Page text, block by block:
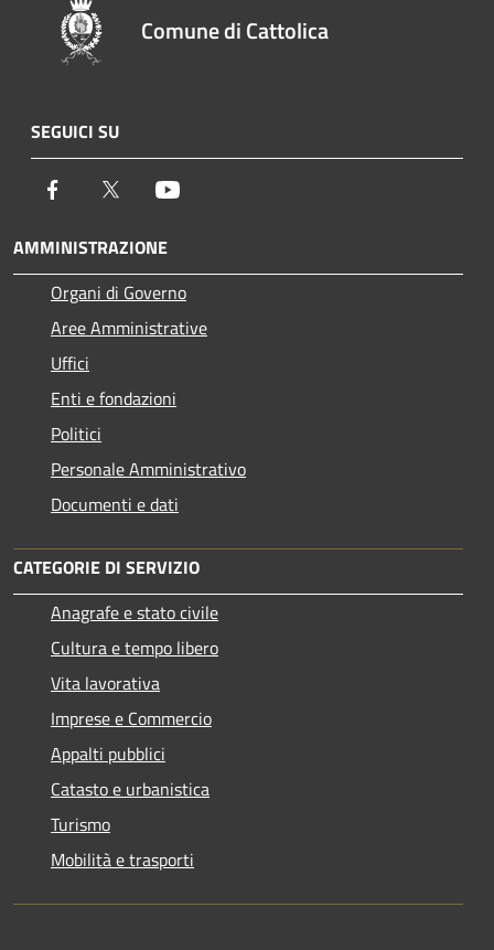
Comune di Cattolica
SEGUICI SU
Facebook Twitter
AMMINISTRAZIONE
Organi di Governo
Aree Amministrative
Uffici
Enti e fondazioni
Politici
Personale Amministrativo
Documenti e dati
CATEGORIE DI SERVIZIO
Anagrafe e stato civile
Cultura e tempo libero
Vita lavorativa
Imprese e Commercio
Appalti pubblici
Catasto e urbanistica
Turismo
Mobilità e trasporti